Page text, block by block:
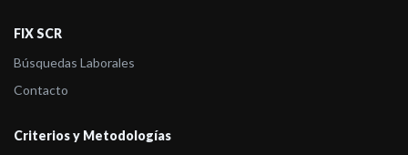
- FIX (afiliada de Fitch Ratings) asigna calificación a 2 Fondos de
FIX (afiliada de Fitch Ratings) comenta acciones de calificación
-FIX (afiliada de Fitch Ratings) comenta acciones de calificación
FIX SCR
Búsquedas Laborales
Contacto
Criterios y Metodologías